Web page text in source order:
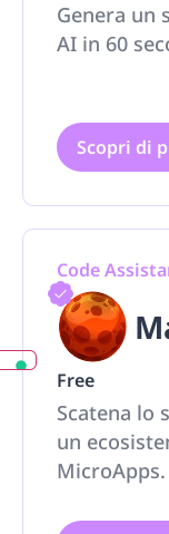
Genera un
AI in 60
Scopri di
Code
Free
Scatena lo
un
MicroApps.